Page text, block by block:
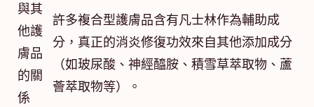
與其
他護
膚品
的關
係
許多複合型護膚品含有凡士林作為輔助成
分，真正的消炎修復功效來自其他添加成分
（如玻尿酸、神經醯胺、積雪草萃取物、蘆
薈萃取物等）。